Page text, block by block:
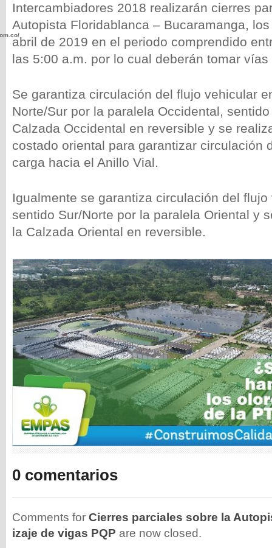
Intercambiadores 2018 realizarán cierres
Autopista Floridablanca – Bucaramanga,
abril de 2019 en el periodo comprendido
las 5:00 a.m. por lo cual deberán tomar vías
Se garantiza circulación del flujo vehicular
Norte/Sur por la paralela Occidental,
Calzada Occidental en reversible y se
costado oriental para garantizar circulación
carga hacia el Anillo Vial.
Igualmente se garantiza circulación del
sentido Sur/Norte por la paralela Oriental y
la Calzada Oriental en reversible.
0 comentarios
Comments for Cierres parciales sobre la
izaje de vigas PQP are now closed.
wp-
wp-